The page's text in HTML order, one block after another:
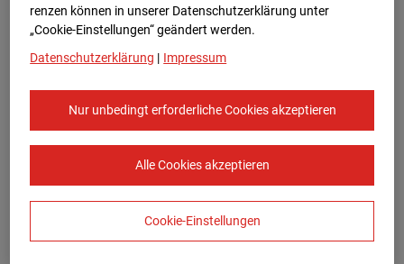
renzen können in unserer Datenschutzerklärung unter
„Cookie-Einstellungen“ geändert werden.
Datenschutzerklärung | Impressum
Nur unbedingt erforderliche Cookies akzeptieren
Alle Cookies akzeptieren
Cookie-Einstellungen